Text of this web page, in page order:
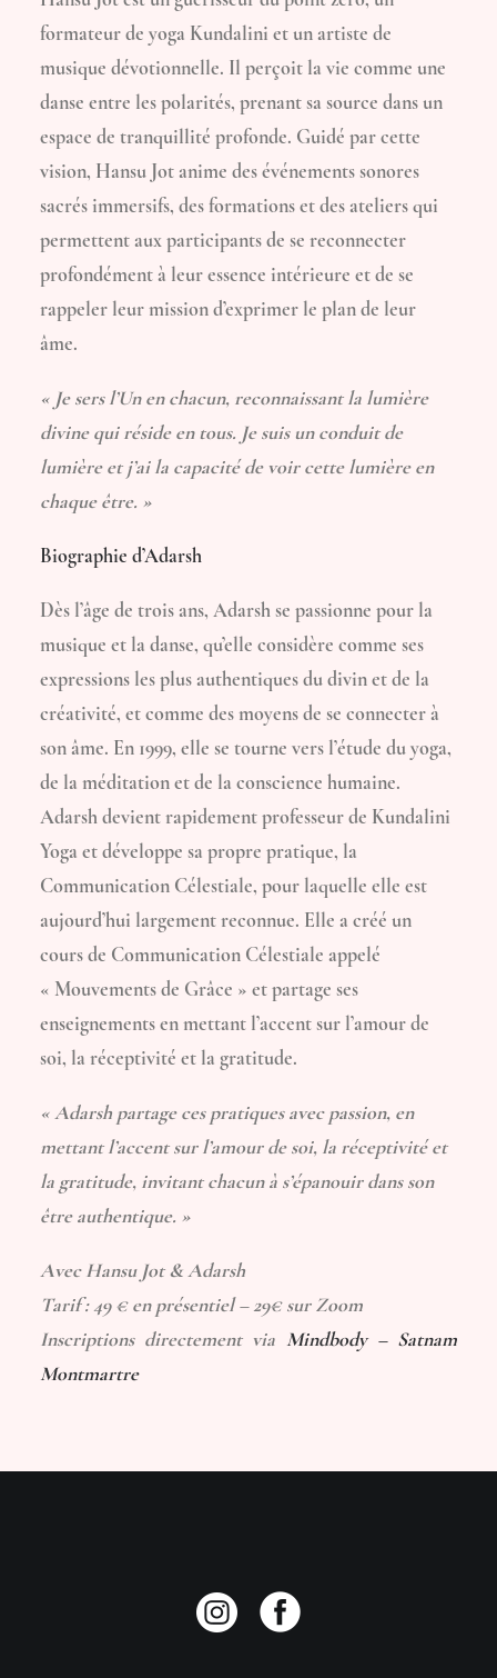
formateur de yoga Kundalini et un artiste de
musique dévotionnelle. Il perçoit la vie comme une
danse entre les polarités, prenant sa source dans un
espace de tranquillité profonde. Guidé par cette
vision, Hansu Jot anime des événements sonores
sacrés immersifs, des formations et des ateliers qui
permettent aux participants de se reconnecter
profondément à leur essence intérieure et de se
rappeler leur mission d’exprimer le plan de leur
âme.
« Je sers l’Un en chacun, reconnaissant la lumière
divine qui réside en tous. Je suis un conduit de
lumière et j’ai la capacité de voir cette lumière en
chaque être. »
Biographie d’Adarsh
Dès l’âge de trois ans, Adarsh se passionne pour la
musique et la danse, qu’elle considère comme ses
expressions les plus authentiques du divin et de la
créativité, et comme des moyens de se connecter à
son âme. En 1999, elle se tourne vers l’étude du yoga,
de la méditation et de la conscience humaine.
Adarsh devient rapidement professeur de Kundalini
Yoga et développe sa propre pratique, la
Communication Célestiale, pour laquelle elle est
aujourd’hui largement reconnue. Elle a créé un
cours de Communication Célestiale appelé
« Mouvements de Grâce » et partage ses
enseignements en mettant l’accent sur l’amour de
soi, la réceptivité et la gratitude.
« Adarsh partage ces pratiques avec passion, en
mettant l’accent sur l’amour de soi, la réceptivité et
la gratitude, invitant chacun à s’épanouir dans son
être authentique. »
Avec Hansu Jot & Adarsh
Tarif : 49 € en présentiel – 29€ sur Zoom
Inscriptions directement via Mindbody – Satnam
Montmartre